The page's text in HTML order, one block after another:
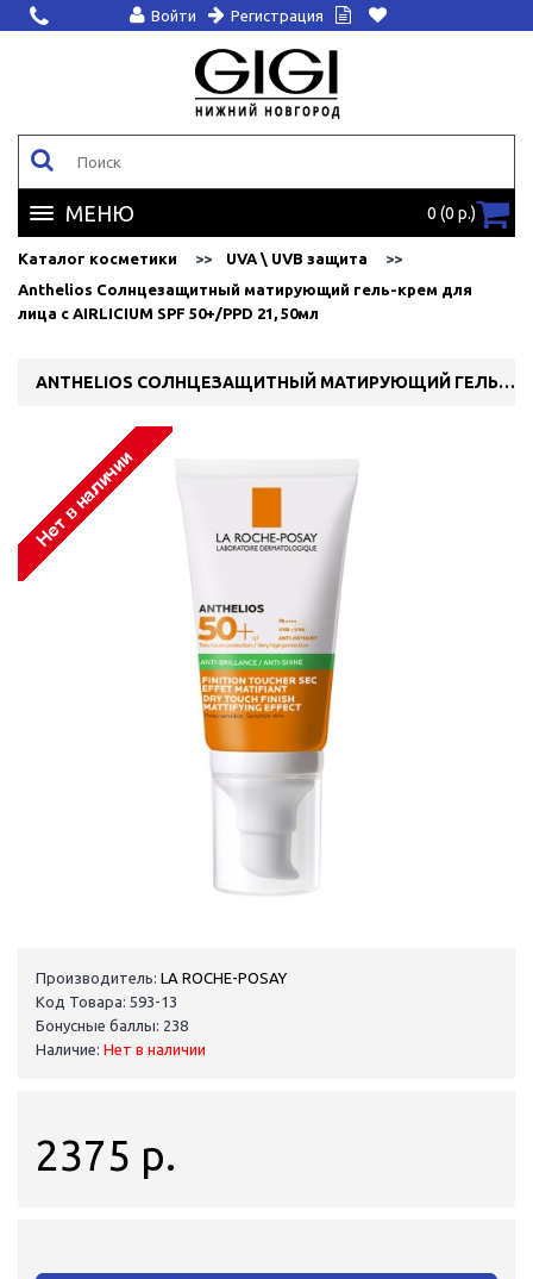
Войти Регистрация
МЕНЮ 0 (0 р.)
Каталог косметики
UVA \ UVB защита
Anthelios Солнцезащитный матирующий гель-крем для
лица с AIRLICIUM SPF 50+/PPD 21, 50мл
ANTHELIOS СОЛНЦЕЗАЩИТНЫЙ МАТИРУЮЩИЙ ГЕЛЬ-КРЕМ ДЛЯ ЛИЦА С AIRLICIUM SPF 50+/PPD 21, 50МЛ
Производитель: LA ROCHE-POSAY
Код Товара: 593-13
Бонусные баллы: 238
Наличие: Нет в наличии
2375 р.